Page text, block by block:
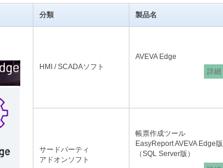
分類 製品名
HMI / SCADAソフト
AVEVA Edge
詳細
サードパーティ
アドオンソフト
帳票作成ツール
EasyReport AVEVA Edge版
（SQL Server版）